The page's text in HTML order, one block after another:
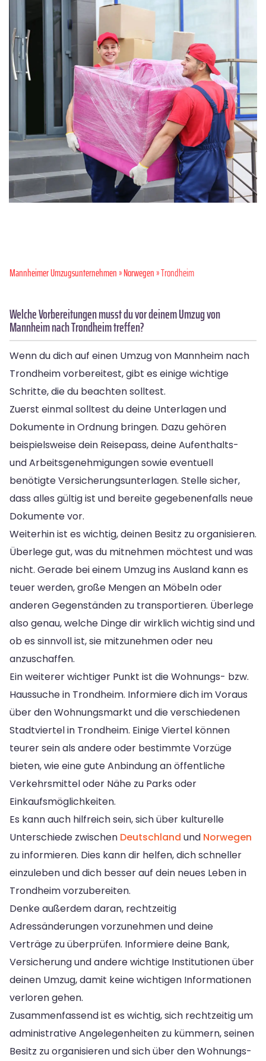
Mannheimer Umzugsunternehmen»Norwegen» Trondheim
Welche Vorbereitungen musst du vor deinem Umzug von
Mannheim nach Trondheim treffen?
Wenn du dich auf einen Umzug von Mannheim nach
Trondheim vorbereitest, gibt es einige wichtige
Schritte, die du beachten solltest.
Zuerst einmal solltest du deine Unterlagen und
Dokumente in Ordnung bringen. Dazu gehören
beispielsweise dein Reisepass, deine Aufenthalts-
und Arbeitsgenehmigungen sowie eventuell
benötigte Versicherungsunterlagen. Stelle sicher,
dass alles gültig ist und bereite gegebenenfalls neue
Dokumente vor.
Weiterhin ist es wichtig, deinen Besitz zu organisieren.
Überlege gut, was du mitnehmen möchtest und was
nicht. Gerade bei einem Umzug ins Ausland kann es
teuer werden, große Mengen an Möbeln oder
anderen Gegenständen zu transportieren. Überlege
also genau, welche Dinge dir wirklich wichtig sind und
ob es sinnvoll ist, sie mitzunehmen oder neu
anzuschaffen.
Ein weiterer wichtiger Punkt ist die Wohnungs- bzw.
Haussuche in Trondheim. Informiere dich im Voraus
über den Wohnungsmarkt und die verschiedenen
Stadtviertel in Trondheim. Einige Viertel können
teurer sein als andere oder bestimmte Vorzüge
bieten, wie eine gute Anbindung an öffentliche
Verkehrsmittel oder Nähe zu Parks oder
Einkaufsmöglichkeiten.
Es kann auch hilfreich sein, sich über kulturelle
Unterschiede zwischen Deutschland und Norwegen
zu informieren. Dies kann dir helfen, dich schneller
einzuleben und dich besser auf dein neues Leben in
Trondheim vorzubereiten.
Denke außerdem daran, rechtzeitig
Adressänderungen vorzunehmen und deine
Verträge zu überprüfen. Informiere deine Bank,
Versicherung und andere wichtige Institutionen über
deinen Umzug, damit keine wichtigen Informationen
verloren gehen.
Zusammenfassend ist es wichtig, sich rechtzeitig um
administrative Angelegenheiten zu kümmern, seinen
Besitz zu organisieren und sich über den Wohnungs-